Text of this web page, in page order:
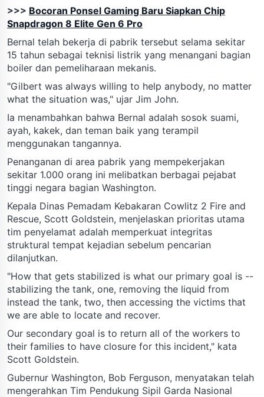
>>> Bocoran Ponsel Gaming Baru Siapkan Chip
Snapdragon 8 Elite Gen 6 Pro
Bernal telah bekerja di pabrik tersebut selama sekitar
15 tahun sebagai teknisi listrik yang menangani bagian
boiler dan pemeliharaan mekanis.
"Gilbert was always willing to help anybody, no matter
what the situation was," ujar Jim John.
Ia menambahkan bahwa Bernal adalah sosok suami,
ayah, kakek, dan teman baik yang terampil
menggunakan tangannya.
Penanganan di area pabrik yang mempekerjakan
sekitar 1.000 orang ini melibatkan berbagai pejabat
tinggi negara bagian Washington.
Kepala Dinas Pemadam Kebakaran Cowlitz 2 Fire and
Rescue, Scott Goldstein, menjelaskan prioritas utama
tim penyelamat adalah memperkuat integritas
struktural tempat kejadian sebelum pencarian
dilanjutkan.
"How that gets stabilized is what our primary goal is --
stabilizing the tank, one, removing the liquid from
instead the tank, two, then accessing the victims that
we are able to locate and recover.
Our secondary goal is to return all of the workers to
their families to have closure for this incident," kata
Scott Goldstein.
Gubernur Washington, Bob Ferguson, menyatakan telah
mengerahkan Tim Pendukung Sipil Garda Nasional